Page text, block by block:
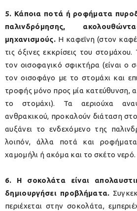
5. Κάποια ποτά ή ροφήματα
παλινδρόμησης,
μηχανισμούς.Η καφεΐνη (στον
τις όξινες εκκρίσεις του
τον οισοφαγικό σφικτήρα (είναι ο
τον οισοφάγο με το στομάχι και
τροφής μόνο προς μία κατεύθυνση,
το στομάχι). Τα αεριούχα
ανθρακικού, προκαλούν διάταση
αυξάνει το ενδεχόμενο της
λοιπόν, άλλα ποτά και
χαμομήλι ή ακόμα και το σκέτο νερό.
6. Η σοκολάτα είναι
δημιουργήσει προβλήματα.
περιέχεται στην σοκολάτα,